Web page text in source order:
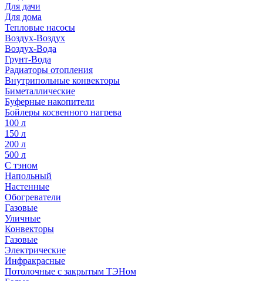
Для дачи
Для дома
Тепловые насосы
Воздух-Воздух
Воздух-Вода
Грунт-Вода
Радиаторы отопления
Внутрипольные конвекторы
Биметаллические
Буферные накопители
Бойлеры косвенного нагрева
100 л
150 л
200 л
500 л
С тэном
Напольный
Настенные
Обогреватели
Газовые
Уличные
Конвекторы
Газовые
Электрические
Инфракрасные
Потолочные с закрытым ТЭНом